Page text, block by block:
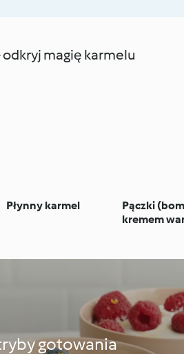
magię karmelu
Płynny karmel
Pączki
kremem
gotowania